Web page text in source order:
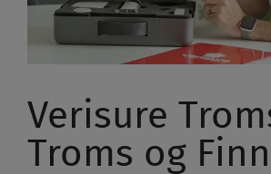
Verisure
Troms og